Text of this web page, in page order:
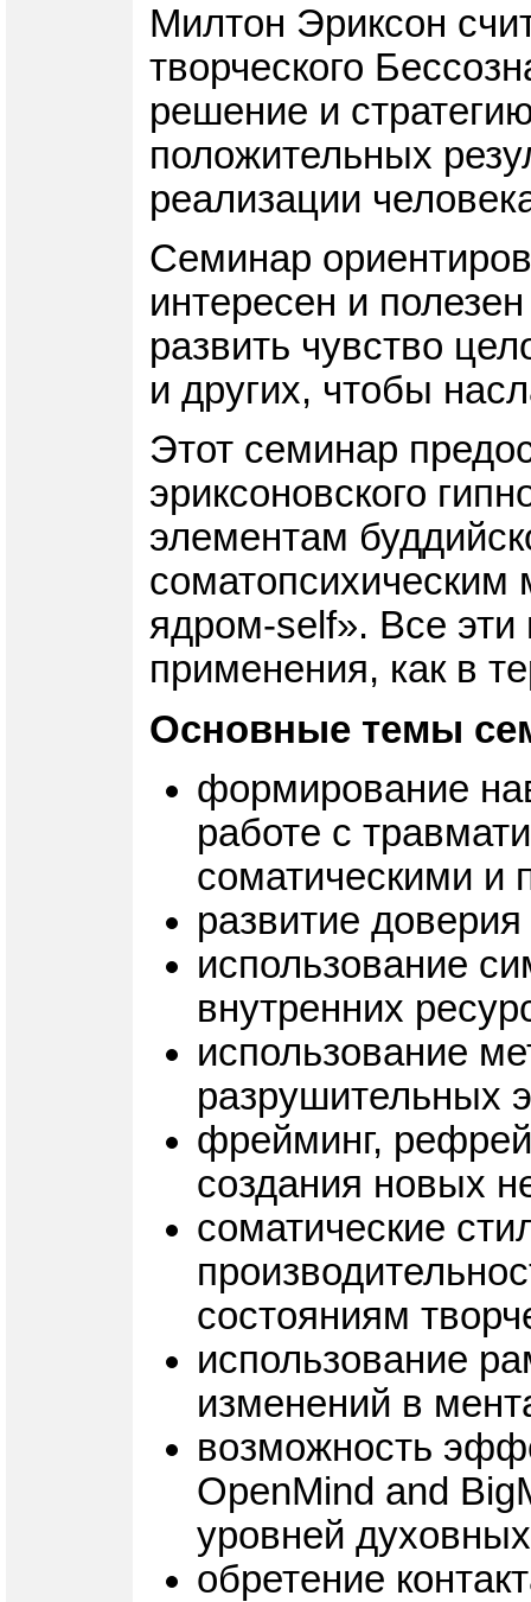
Милтон Эриксон
творческого
решение и
положительных
реализации
Семинар
интересен и
развить чувство
и других, чтобы
Этот семинар
эриксоновского
элементам
соматопсихическим
ядром-self». Все эти
применения, как в
Основные темы
формирование
работе с
соматическими и
развитие
использование
внутренних
использование
разрушительных
фрейминг,
создания новых
соматические
состояниям
использование
изменений в
возможность
OpenMind and
уровней
обретение